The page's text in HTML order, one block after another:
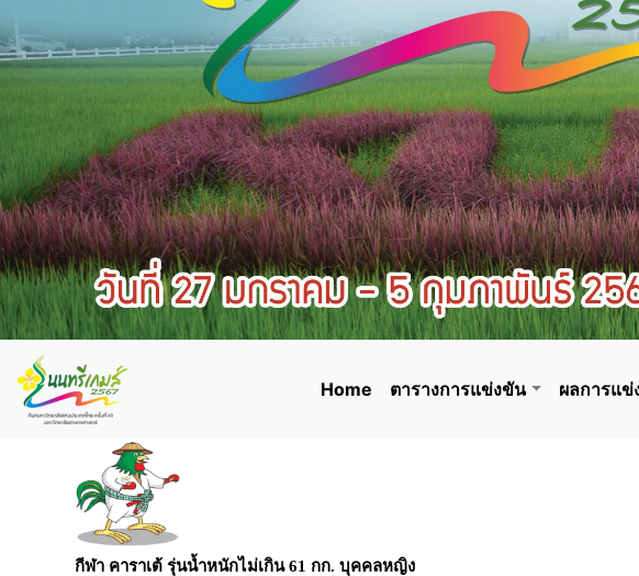
Home ตารางการแข่งขัน ผลการแข่
กีฬา คาราเต้ รุ่นน้ำหนักไม่เกิน 61 กก. บุคคลหญิง